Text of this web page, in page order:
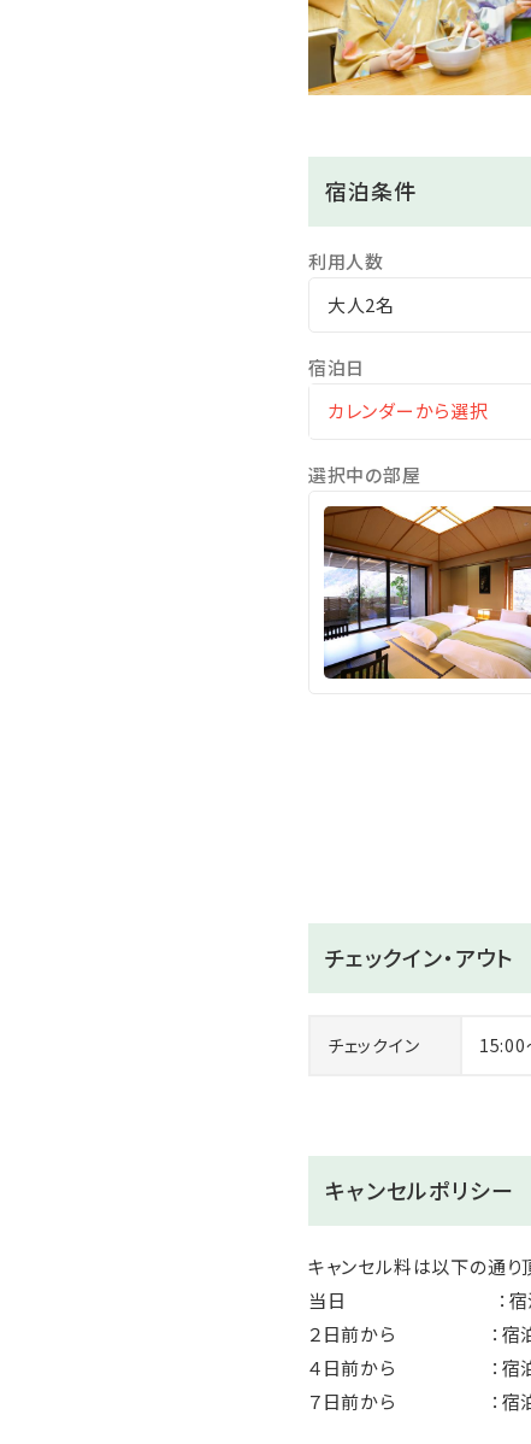
「伊勢海老酒蒸し」3,150
「富士山牛の陶板焼き」
※追加料理のご注文は3日
※消費税込 1名様よりお申
※お申込みの際は当館へ
営業時間 15時～24時/5
＜貸切風呂＞
趣の異なる7種の貸切風呂
【お子様料金の改定：
※下記をご確認くださいま
＜お子様＞
洋室は0歳～3歳のお子様
※0歳～2歳のお子様の年
宿泊条件
利用人数
大人2名
宿泊日
選択中の部屋
チェックイン・アウト
チェックイン 15:00
キャンセルポリシー
キャンセル料は以下の通り
当日 ：宿泊料
２日前から ：宿泊
４日前から ：宿泊
７日前から ：宿泊